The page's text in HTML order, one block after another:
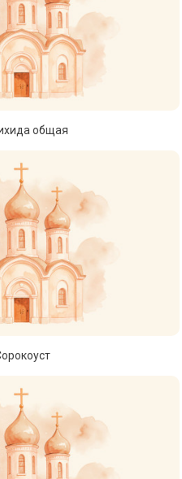
общая